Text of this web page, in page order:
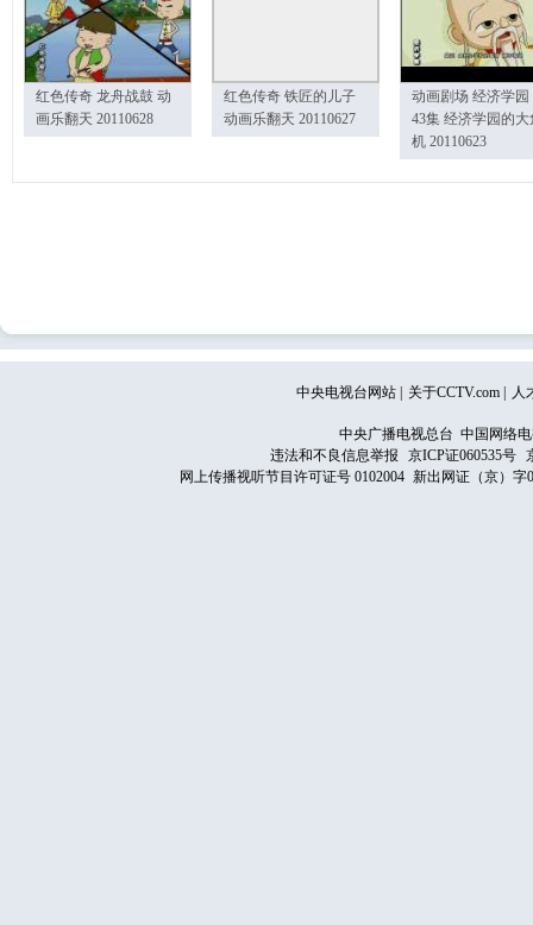
红色传奇 龙舟战鼓 动
画乐翻天 20110628
红色传奇 铁匠的儿子
动画乐翻天 20110627
动画剧场 经济学园
43集 经济学园的大
机 20110623
中央电视台网站 关于CCTV.com 人
中央广播电视总台 中国网络
违法和不良信息举报
京ICP证060535号
网上传播视听节目许可证号 0102004 新出网证（京）